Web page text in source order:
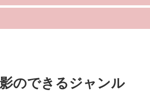
のできるジャンル